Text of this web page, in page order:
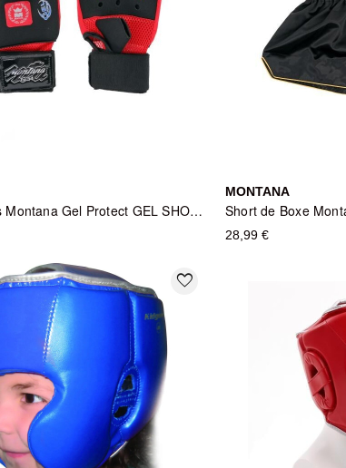
Sous-gants Montana Gel Protect GEL SHOCK - Noir et Rouge
MONTANA
28,99 €
favorite_border